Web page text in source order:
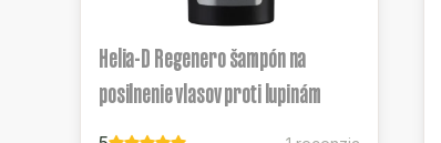
Helia-D Regenero šampón na
posilnenie vlasov proti lupinám